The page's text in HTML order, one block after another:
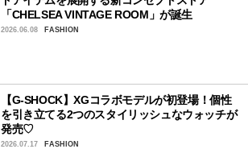
「CHELSEA VINTAGE ROOM」が誕生
2026.06.08 FASHION
【G-SHOCK】XGコラボモデルが初登場！個性
を引き立てる2つのスタイリッシュなウォッチが
発売♡
2026.07.17 FASHION